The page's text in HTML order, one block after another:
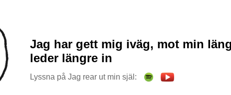
Jag har gett mig iväg, mot min
leder längre in
Lyssna på Jag rear ut min själ: